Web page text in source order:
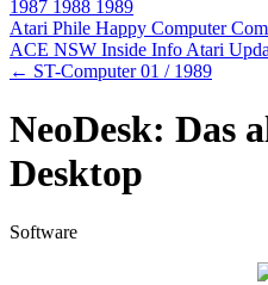
1987 1988 1989
Atari Phile Happy Computer
ACE NSW Inside Info Atari
← ST-Computer 01 / 1989
NeoDesk: Das
Desktop
Software